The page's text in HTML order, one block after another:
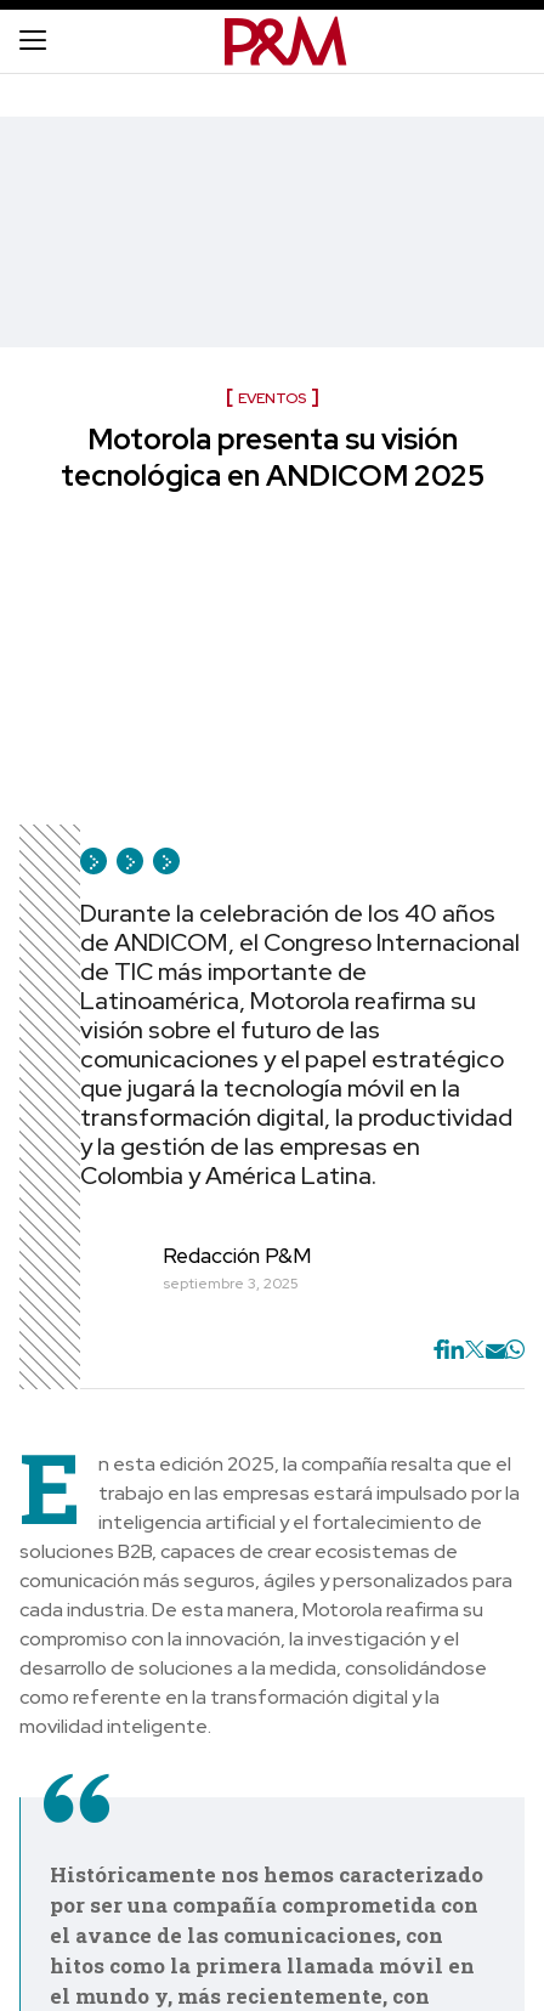
EVENTOS
Motorola presenta su visión
tecnológica en ANDICOM 2025
Durante la celebración de los 40 años
de ANDICOM, el Congreso Internacional
de TIC más importante de
Latinoamérica, Motorola reafirma su
visión sobre el futuro de las
comunicaciones y el papel estratégico
que jugará la tecnología móvil en la
transformación digital, la productividad
y la gestión de las empresas en
Colombia y América Latina.
Redacción P&M
septiembre 3, 2025
E
n esta edición 2025, la compañía resalta que el
trabajo en las empresas estará impulsado por la
inteligencia artificial y el fortalecimiento de
soluciones B2B, capaces de crear ecosistemas de
comunicación más seguros, ágiles y personalizados para
cada industria. De esta manera, Motorola reafirma su
compromiso con la innovación, la investigación y el
desarrollo de soluciones a la medida, consolidándose
como referente en la transformación digital y la
movilidad inteligente.
Históricamente nos hemos caracterizado
por ser una compañía comprometida con
el avance de las comunicaciones, con
hitos como la primera llamada móvil en
el mundo y, más recientemente, con